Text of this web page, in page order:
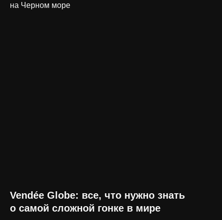
на Черном море
Vendée Globe: все, что нужно знать
о самой сложной гонке в мире